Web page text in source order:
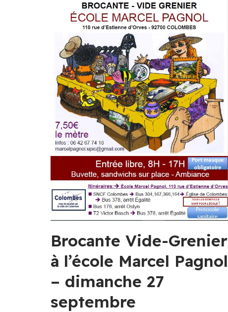
Brocante Vide-Grenier
à l’école Marcel Pagnol
– dimanche 27
septembre